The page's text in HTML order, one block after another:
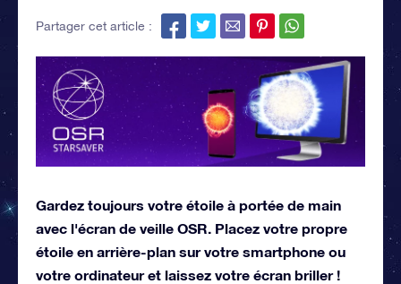
Partager cet article :
Gardez toujours votre étoile à portée de main
avec l'écran de veille OSR. Placez votre propre
étoile en arrière-plan sur votre smartphone ou
votre ordinateur et laissez votre écran briller !